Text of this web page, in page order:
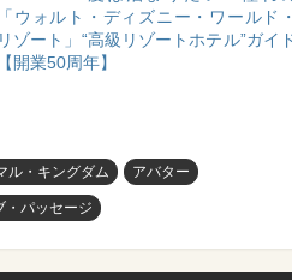
「ウォルト・ディズニー・ワールド・
リゾート」“高級リゾートホテル”ガイ
【開業50周年】
ル・キングダム アバター
・パッセージ